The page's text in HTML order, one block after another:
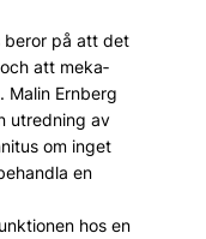
beror på att det
att meka­
Malin Ernberg
utredning av
om inget
en
hos en